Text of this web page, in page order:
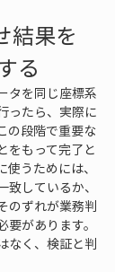
結果を
る
タを同じ座標系
ったら、実際に
の段階で重要な
をもって完了と
うためには、
しているか、
のずれが業務判
があります。
なく、検証と判